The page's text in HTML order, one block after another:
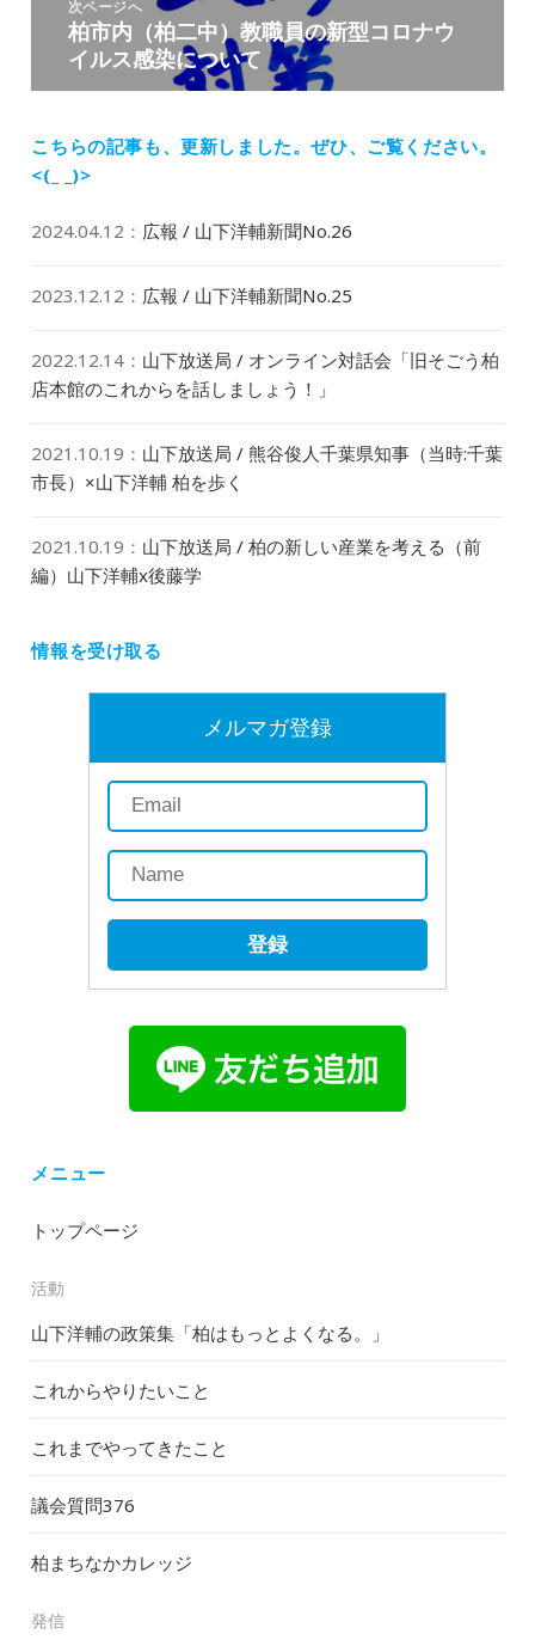
次ページへ
次
の
投
柏市内（柏二中）教職員の新型コロナウ
イルス感染について
こちらの記事も、更新しました。ぜひ、ご覧ください。
<(_ _)>
2024.04.12 ： 広報 / 山下洋輔新聞No.26
2023.12.12 ： 広報 / 山下洋輔新聞No.25
2022.12.14 ： 山下放送局 / オンライン対話会「旧そごう柏
店本館のこれからを話しましょう！」
2021.10.19 ： 山下放送局 / 熊谷俊人千葉県知事（当時:千葉
市長）×山下洋輔 柏を歩く
2021.10.19 ： 山下放送局 / 柏の新しい産業を考える（前
編）山下洋輔x後藤学
情報を受け取る
メルマガ登録
登録
メニュー
トップページ
活動
山下洋輔の政策集「柏はもっとよくなる。」
これからやりたいこと
これまでやってきたこと
議会質問376
柏まちなかカレッジ
発信